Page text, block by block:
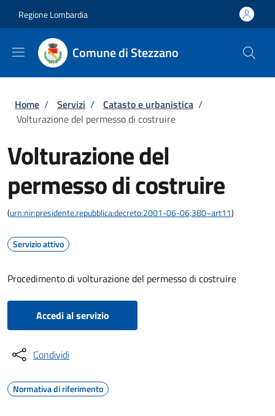
Regione Lombardia
Comune di Stezzano
Briciole di pane
Home / Servizi / Catasto e urbanistica /
Volturazione del permesso di costruire
Volturazione del
permesso di costruire
(urn:nir:presidente.repubblica:decreto:2001-06-06;380~art11)
Servizio attivo
Procedimento di volturazione del permesso di costruire
Accedi al servizio
Condividi
Normativa di riferimento